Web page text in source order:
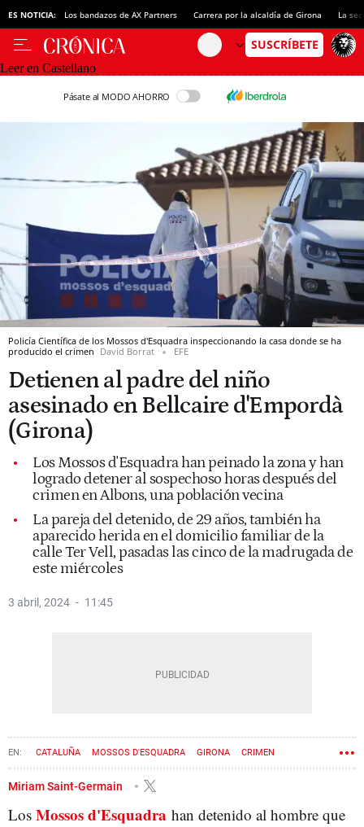
ES NOTICIA: Los bandazos de AX Partners Carrera por la alcaldía de Girona La
Leer en Castellano
Pásate al MODO AHORRO
Policía Científica de los Mossos d'Esquadra inspeccionando la casa donde se ha
producido el crimen David Borrat EFE
Detienen al padre del niño
asesinado en Bellcaire d'Empordà
(Girona)
Los Mossos d'Esquadra han peinado la zona y han
logrado detener al sospechoso horas después del
crimen en Albons, una población vecina
La pareja del detenido, de 29 años, también ha
aparecido herida en el domicilio familiar de la
calle Ter Vell, pasadas las cinco de la madrugada de
este miércoles
3 abril, 2024 11:45
CATALUÑA MOSSOS D'ESQUADRA GIRONA CRIMEN
Miriam Saint-Germain
Los Mossos d'Esquadra han detenido al hombre que